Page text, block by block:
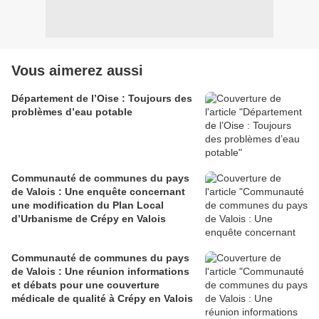
Vous aimerez aussi
Département de l’Oise : Toujours des
problèmes d’eau potable
Communauté de communes du pays
de Valois : Une enquête concernant
une modification du Plan Local
d’Urbanisme de Crépy en Valois
Communauté de communes du pays
de Valois : Une réunion informations
et débats pour une couverture
médicale de qualité à Crépy en Valois